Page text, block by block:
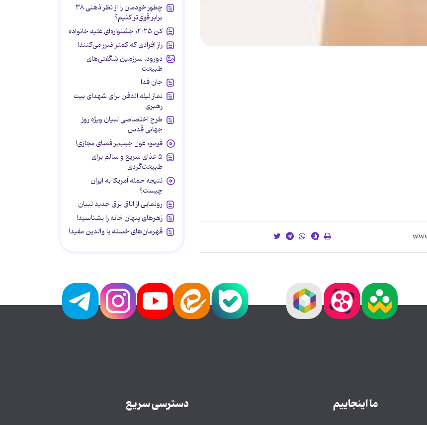
چطور خودمان را از نظر ذهنی ۳۸
برابر قوی‌تر کنیم؟
کن ۲۰۲۵؛ جشنواره‌ای علیه خانواده
راز افرادی که کمتر ضرر می‌کنند!
دورود، سرزمین شگفتی‌های
طبیعت
جان فدا
نماز لیله الدفن برای شهدای بیت
رهبری
طرح اختصاصی تبیان ویژه روز
جهانی قدس
فومو؛ غول جیب‌بر فضای مجازی!
۵ غذای سریع و سالم برای
طبیعت‌گردی
نتیجه حمله آمریکا به ایران
چیست؟
رونمایی از اتاق برق جدید تبیان
زهرهای پنهان خانه را بشناسید!
قهرمان‌های خسته یا والدین مفید!
ما اینجاییم دسترسی سریع